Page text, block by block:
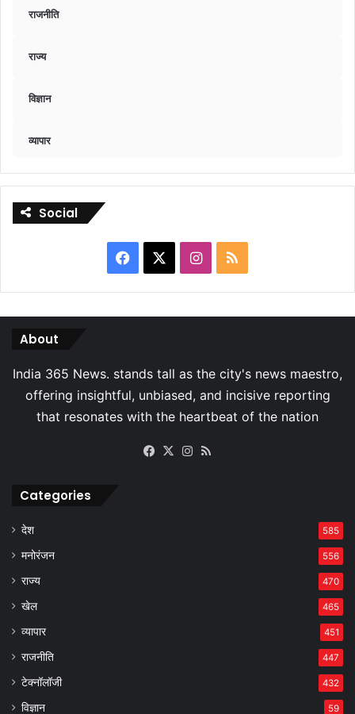
राजनीति
राज्य
विज्ञान
व्यापार
Social
Facebook Instagram
RSS
About
Facebook
X Instagram
Categories
देश 585
मनोरंजन 556
राज्य 470
खेल 465
व्यापार 451
राजनीति 447
टेक्नॉलॉजी 432
विज्ञान 59